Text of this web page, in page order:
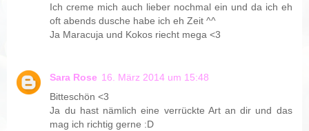
Ich creme mich auch lieber nochmal ein und da ich eh
oft abends dusche habe ich eh Zeit ^^
Ja Maracuja und Kokos riecht mega <3
Sara Rose 16. März 2014 um 15:48
Bitteschön <3
Ja du hast nämlich eine verrückte Art an dir und das
mag ich richtig gerne :D